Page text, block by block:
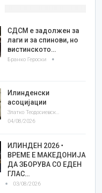
СДСМ е задолжен за
лаги и за спинови, но
вистинското…
Бранко Героски
Илинденски
асоцијации
Златко Теодосиевски
04/08/2026
ИЛИНДЕН 2026 •
ВРЕМЕ Е МАКЕДОНИЈА
ДА ЗБОРУВА СО ЕДЕН
ГЛАС…
03/08/2026